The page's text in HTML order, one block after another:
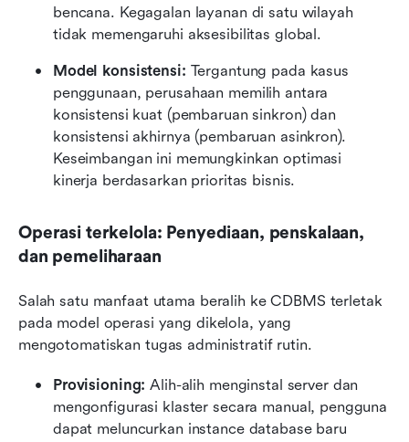
bencana. Kegagalan layanan di satu wilayah
tidak memengaruhi aksesibilitas global.
Model konsistensi: Tergantung pada kasus
penggunaan, perusahaan memilih antara
konsistensi kuat (pembaruan sinkron) dan
konsistensi akhirnya (pembaruan asinkron).
Keseimbangan ini memungkinkan optimasi
kinerja berdasarkan prioritas bisnis.
Operasi terkelola: Penyediaan, penskalaan,
dan pemeliharaan
Salah satu manfaat utama beralih ke CDBMS terletak
pada model operasi yang dikelola, yang
mengotomatiskan tugas administratif rutin.
Provisioning: Alih-alih menginstal server dan
mengonfigurasi klaster secara manual, pengguna
dapat meluncurkan instance database baru